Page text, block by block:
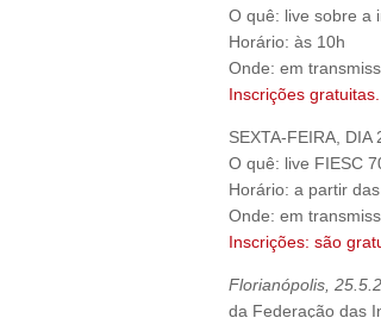
O quê: live sobre a
Horário: às 10h
Onde: em
Inscrições
SEXTA-FEIRA, DIA
O quê: live FIESC
Horário: a partir
Onde: em
Inscrições: são
Florianópolis,
da Federação das